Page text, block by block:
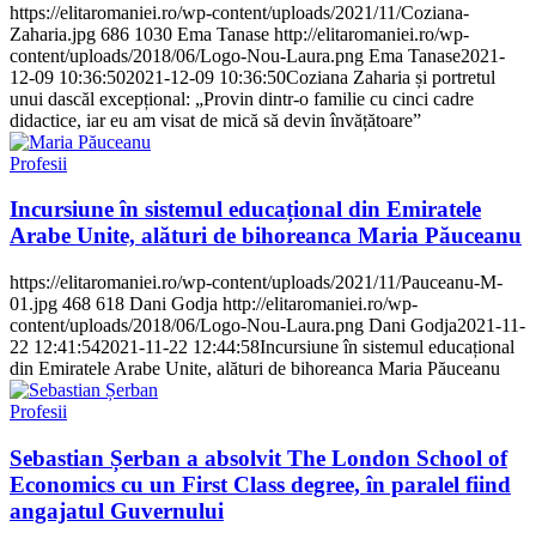
https://elitaromaniei.ro/wp-content/uploads/2021/11/Coziana-
Zaharia.jpg 686 1030 Ema Tanase http://elitaromaniei.ro/wp-
content/uploads/2018/06/Logo-Nou-Laura.png Ema Tanase2021-
12-09 10:36:502021-12-09 10:36:50Coziana Zaharia și portretul
unui dascăl excepțional: „Provin dintr-o familie cu cinci cadre
didactice, iar eu am visat de mică să devin învățătoare”
Profesii
Incursiune în sistemul educațional din Emiratele
Arabe Unite, alături de bihoreanca Maria Păuceanu
https://elitaromaniei.ro/wp-content/uploads/2021/11/Pauceanu-M-
01.jpg 468 618 Dani Godja http://elitaromaniei.ro/wp-
content/uploads/2018/06/Logo-Nou-Laura.png Dani Godja2021-11-
22 12:41:542021-11-22 12:44:58Incursiune în sistemul educațional
din Emiratele Arabe Unite, alături de bihoreanca Maria Păuceanu
Profesii
Sebastian Șerban a absolvit The London School of
Economics cu un First Class degree, în paralel fiind
angajatul Guvernului